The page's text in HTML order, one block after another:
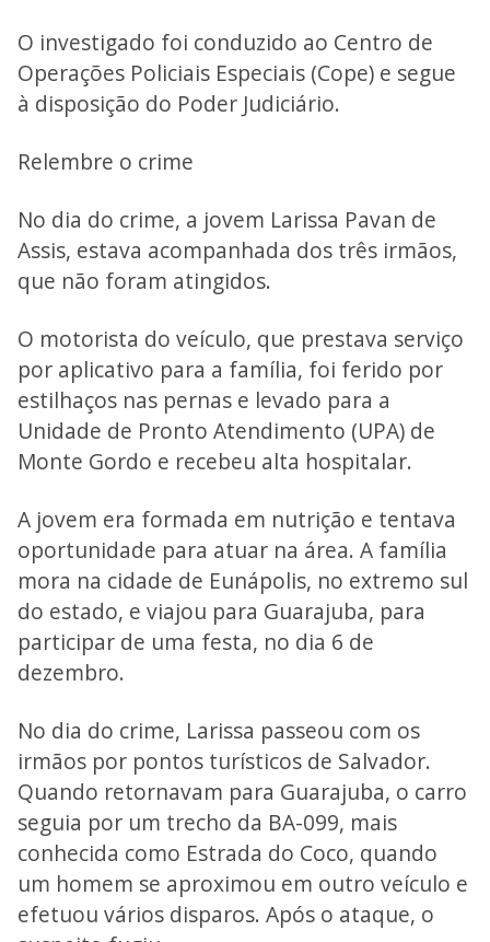
O investigado foi conduzido ao Centro de
Operações Policiais Especiais (Cope) e segue
à disposição do Poder Judiciário.
Relembre o crime
No dia do crime, a jovem Larissa Pavan de
Assis, estava acompanhada dos três irmãos,
que não foram atingidos.
O motorista do veículo, que prestava serviço
por aplicativo para a família, foi ferido por
estilhaços nas pernas e levado para a
Unidade de Pronto Atendimento (UPA) de
Monte Gordo e recebeu alta hospitalar.
A jovem era formada em nutrição e tentava
oportunidade para atuar na área. A família
mora na cidade de Eunápolis, no extremo sul
do estado, e viajou para Guarajuba, para
participar de uma festa, no dia 6 de
dezembro.
No dia do crime, Larissa passeou com os
irmãos por pontos turísticos de Salvador.
Quando retornavam para Guarajuba, o carro
seguia por um trecho da BA-099, mais
conhecida como Estrada do Coco, quando
um homem se aproximou em outro veículo e
efetuou vários disparos. Após o ataque, o